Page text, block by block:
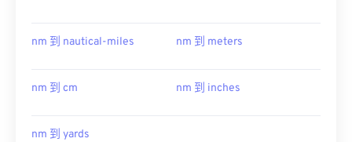
nm 到 nautical-miles nm 到 meters
nm 到 cm nm 到 inches
nm 到 yards